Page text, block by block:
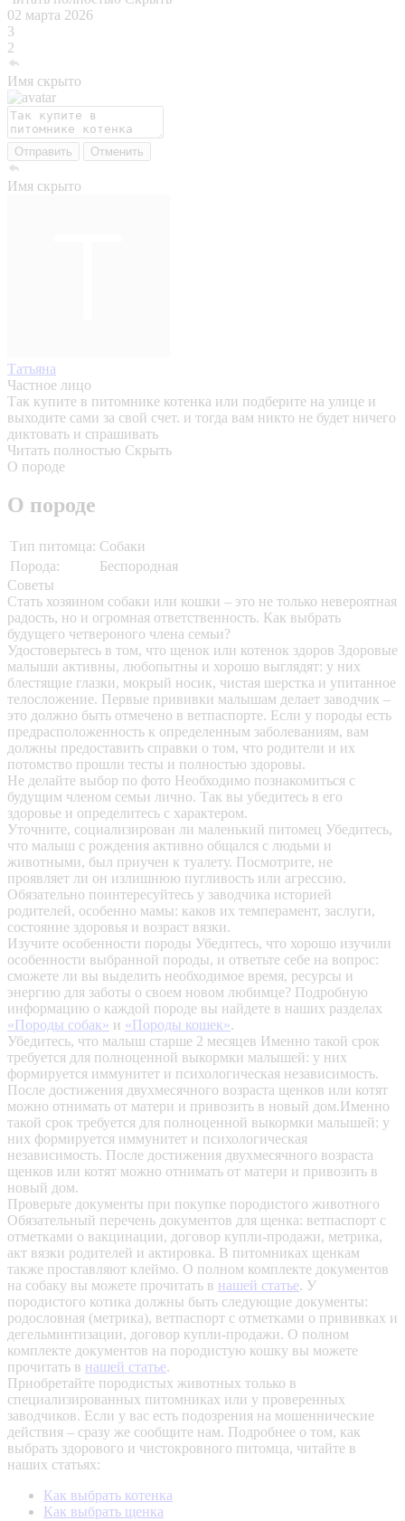
02 марта 2026
3
2
Имя скрыто
Отправить Отменить
Имя скрыто
Татьяна
Частное лицо
Так купите в питомнике котенка или подберите на улице и
выходите сами за свой счет. и тогда вам никто не будет ничего
диктовать и спрашивать
Читать полностью Скрыть
О породе
О породе
Тип питомца: Собаки
Порода:
Беспородная
Советы
Стать хозяином собаки или кошки – это не только невероятная
радость, но и огромная ответственность. Как выбрать
будущего четвероного члена семьи?
Удостоверьтесь в том, что щенок или котенок здоров Здоровые
малыши активны, любопытны и хорошо выглядят: у них
блестящие глазки, мокрый носик, чистая шерстка и упитанное
телосложение. Первые прививки малышам делает заводчик –
это должно быть отмечено в ветпаспорте. Если у породы есть
предрасположенность к определенным заболеваниям, вам
должны предоставить справки о том, что родители и их
потомство прошли тесты и полностью здоровы.
Не делайте выбор по фото Необходимо познакомиться с
будущим членом семьи лично. Так вы убедитесь в его
здоровье и определитесь с характером.
Уточните, социализирован ли маленький питомец Убедитесь,
что малыш с рождения активно общался с людьми и
животными, был приучен к туалету. Посмотрите, не
проявляет ли он излишнюю пугливость или агрессию.
Обязательно поинтересуйтесь у заводчика историей
родителей, особенно мамы: каков их темперамент, заслуги,
состояние здоровья и возраст вязки.
Изучите особенности породы Убедитесь, что хорошо изучили
особенности выбранной породы, и ответьте себе на вопрос:
сможете ли вы выделить необходимое время, ресурсы и
энергию для заботы о своем новом любимце? Подробную
информацию о каждой породе вы найдете в наших разделах
«Породы собак» и «Породы кошек».
Убедитесь, что малыш старше 2 месяцев Именно такой срок
требуется для полноценной выкормки малышей: у них
формируется иммунитет и психологическая независимость.
После достижения двухмесячного возраста щенков или котят
можно отнимать от матери и привозить в новый дом.Именно
такой срок требуется для полноценной выкормки малышей: у
них формируется иммунитет и психологическая
независимость. После достижения двухмесячного возраста
щенков или котят можно отнимать от матери и привозить в
новый дом.
Проверьте документы при покупке породистого животного
Обязательный перечень документов для щенка: ветпаспорт с
отметками о вакцинации, договор купли-продажи, метрика,
акт вязки родителей и актировка. В питомниках щенкам
также проставляют клеймо. О полном комплекте документов
на собаку вы можете прочитать в нашей статье. У
породистого котика должны быть следующие документы:
родословная (метрика), ветпаспорт с отметками о прививках и
дегельминтизации, договор купли-продажи. О полном
комплекте документов на породистую кошку вы можете
прочитать в нашей статье.
Приобретайте породистых животных только в
специализированных питомниках или у проверенных
заводчиков. Если у вас есть подозрения на мошеннические
действия – сразу же сообщите нам. Подробнее о том, как
выбрать здорового и чистокровного питомца, читайте в
наших статьях:
Как выбрать котенка
Как выбрать щенка